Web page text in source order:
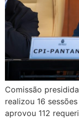
Comissão
realizou 16
aprovou 112